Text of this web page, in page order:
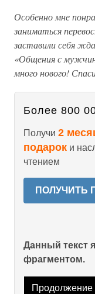
Особенно мне
заниматься
заставили себя
«Общения с
много нового!
Более 800
Получи 2
подарок и
чтением
ПОЛУЧИТЬ
Данный текст
фрагментом.
Продолжение